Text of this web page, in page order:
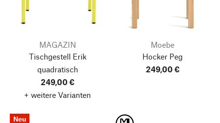
MAGAZIN
Tischgestell Erik
quadratisch
249,00 €
+ weitere Varianten
Moebe
Hocker Peg
249,00 €
Neu